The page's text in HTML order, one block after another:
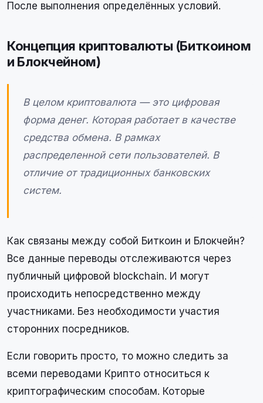
После выполнения определённых условий.
Концепция криптовалюты (Биткоином
и Блокчейном)
В целом криптовалюта — это цифровая
форма денег. Которая работает в качестве
средства обмена. В рамках
распределенной сети пользователей. В
отличие от традиционных банковских
систем.
Как связаны между собой Биткоин и Блокчейн?
Все данные переводы отслеживаются через
публичный цифровой blockchain. И могут
происходить непосредственно между
участниками. Без необходимости участия
сторонних посредников.
Если говорить просто, то можно следить за
всеми переводами Крипто относиться к
криптографическим способам. Которые